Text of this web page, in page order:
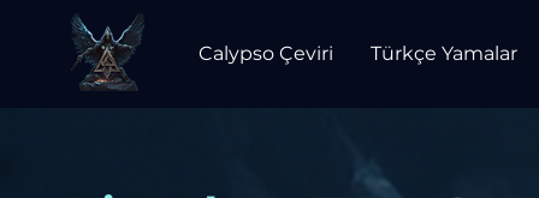
Calypso Çeviri Türkçe Yamalar